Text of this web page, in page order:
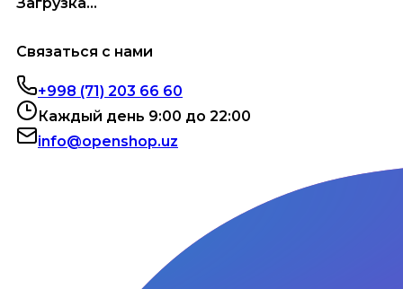
Связаться с нами
+998 (71) 203 66 60
Каждый день 9:00 до 22:00
info@openshop.uz